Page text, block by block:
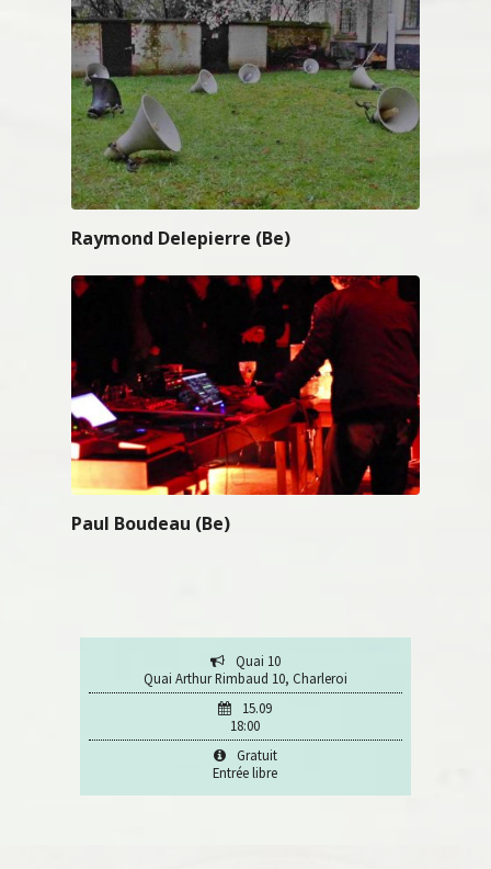
Raymond Delepierre (Be)
Paul Boudeau (Be)
Quai 10
Quai Arthur Rimbaud 10, Charleroi
15.09
18:00
Gratuit
Entrée libre